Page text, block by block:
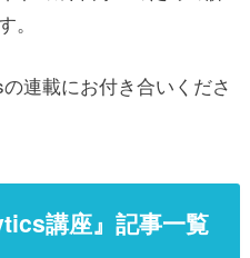
。
連載にお付き合いくださ
講座』記事一覧